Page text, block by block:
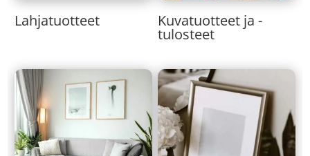
Lahjatuotteet Kuvatuotteet ja -
tulosteet